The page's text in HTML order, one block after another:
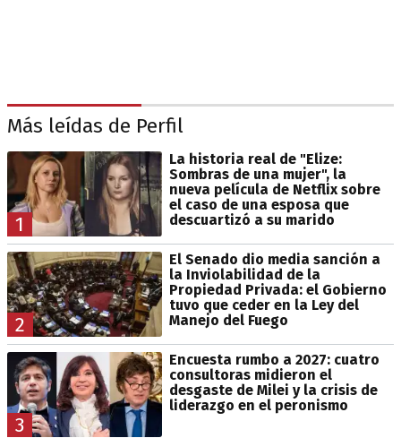
Más leídas de Perfil
1
La historia real de "Elize:
Sombras de una mujer", la
nueva película de Netflix sobre
el caso de una esposa que
descuartizó a su marido
2
El Senado dio media sanción a
la Inviolabilidad de la
Propiedad Privada: el Gobierno
tuvo que ceder en la Ley del
Manejo del Fuego
3
Encuesta rumbo a 2027: cuatro
consultoras midieron el
desgaste de Milei y la crisis de
liderazgo en el peronismo